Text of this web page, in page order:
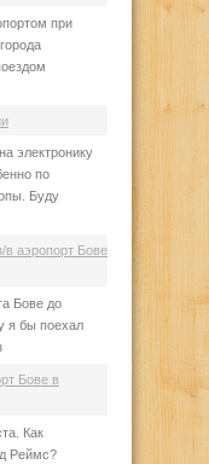
при
электронику
по
Буду
в аэропорт Бове
Бове до
я бы поехал
Бове в
Как
Реймс?